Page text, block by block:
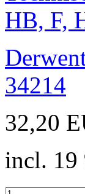
34214
32,20
incl. 19